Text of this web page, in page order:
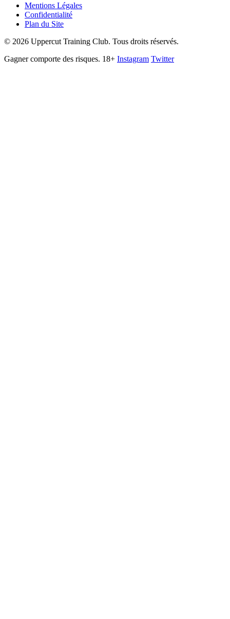
Mentions Légales
Confidentialité
Plan du Site
© 2026 Uppercut Training Club. Tous droits réservés.
Gagner comporte des risques. 18+ Instagram Twitter